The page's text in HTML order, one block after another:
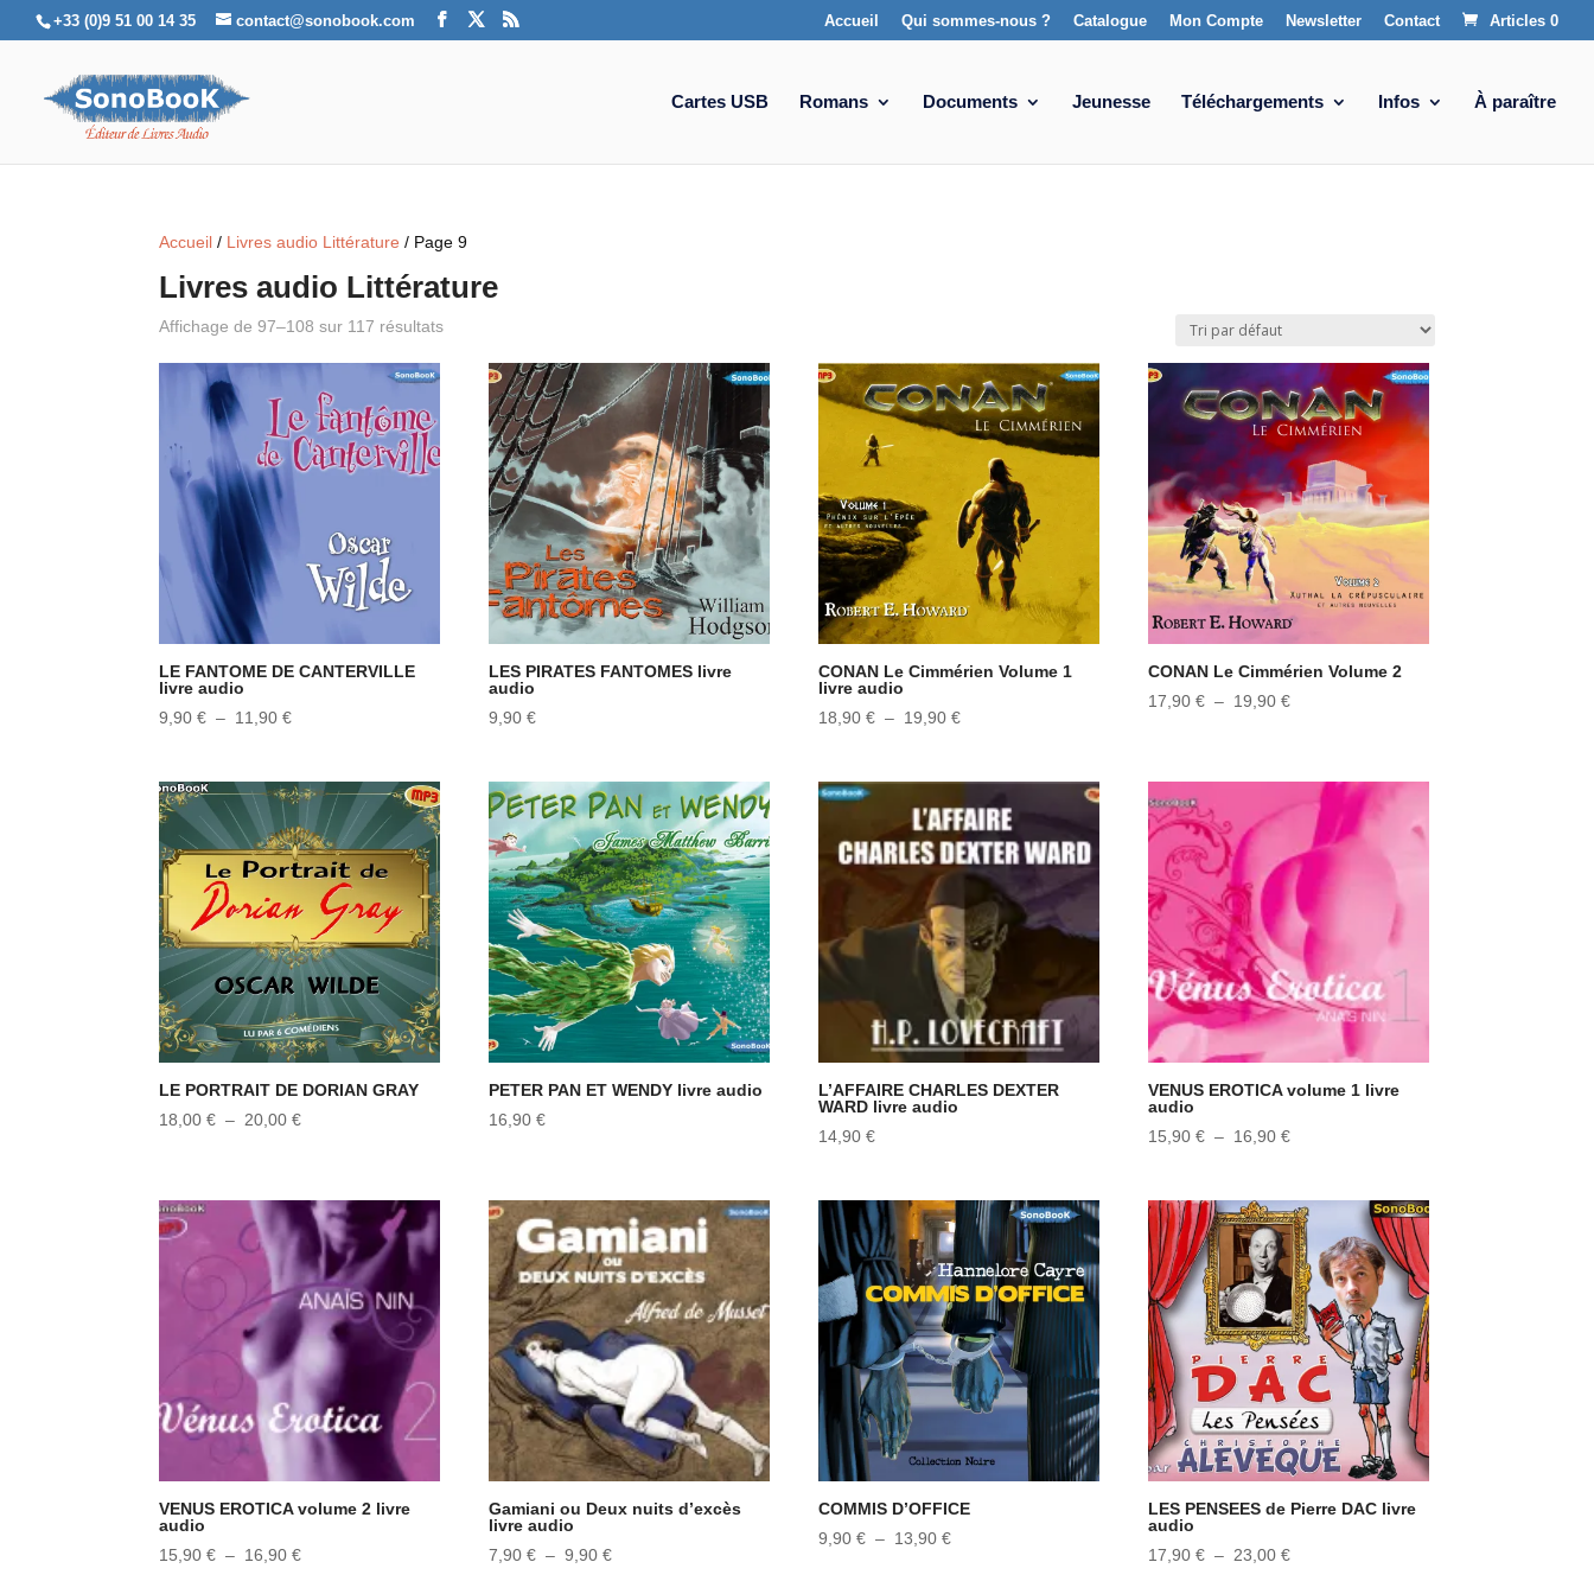
+33 (0)9 51 00 14 35 contact@sonobook.com Accueil Qui sommes-nous ? Catalogue Mon Compte Newsletter Contact Articles 0
Cartes USB Romans Documents Jeunesse Téléchargements Infos À paraître
Accueil / Livres audio Littérature / Page 9
Livres audio Littérature
Affichage de 97–108 sur 117 résultats
LE FANTOME DE CANTERVILLE
livre audio
9,90€ – 11,90€Plage
9,90 €
à
11,90 €
LES PIRATES FANTOMES livre
audio
9,90€
CONAN Le Cimmérien Volume 1
livre audio
18,90€ – 19,90€Plage
18,90 €
à
19,90 €
CONAN Le Cimmérien Volume 2
17,90€ – 19,90€Plage
17,90 €
19,90 €
LE PORTRAIT DE DORIAN GRAY
18,00€ – 20,00€Plage
18,00 €
à
20,00 €
PETER PAN ET WENDY livre audio
16,90€
L’AFFAIRE CHARLES DEXTER
WARD livre audio
14,90€
VENUS EROTICA volume 1 livre
audio
15,90€ – 16,90€Plage
15,90 €
à
16,90 €
VENUS EROTICA volume 2 livre
audio
15,90€ – 16,90€Plage
Gamiani ou Deux nuits d’excès
livre audio
7,90€ – 9,90€Plage
COMMIS D’OFFICE
9,90€ – 13,90€Plage
LES PENSEES de Pierre DAC livre
audio
17,90€ – 23,00€Plage